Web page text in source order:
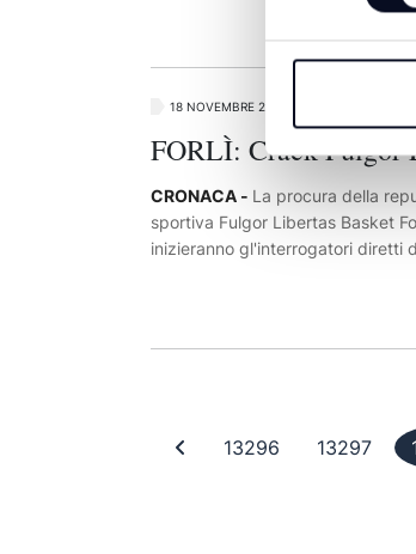
sani e riacquistare così una
18 NOVEMBRE 2016
FORLÌ: Crack Fulgor
CRONACA - La procura della
sportiva Fulgor Libertas Basket
inizieranno gl'interrogatori diretti
moglie Mirela Chirisi, in qualità di
comunicazioni sociali e falsa
ipotesi di reato inerenti la
Prima pagina
13296 Pagina 13296
13297